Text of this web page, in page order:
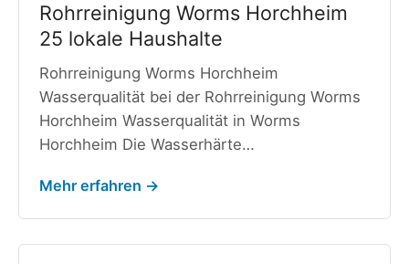
Rohrreinigung Worms Horchheim
25 lokale Haushalte
Rohrreinigung Worms Horchheim
Wasserqualität bei der Rohrreinigung Worms
Horchheim Wasserqualität in Worms
Horchheim Die Wasserhärte…
Mehr erfahren →